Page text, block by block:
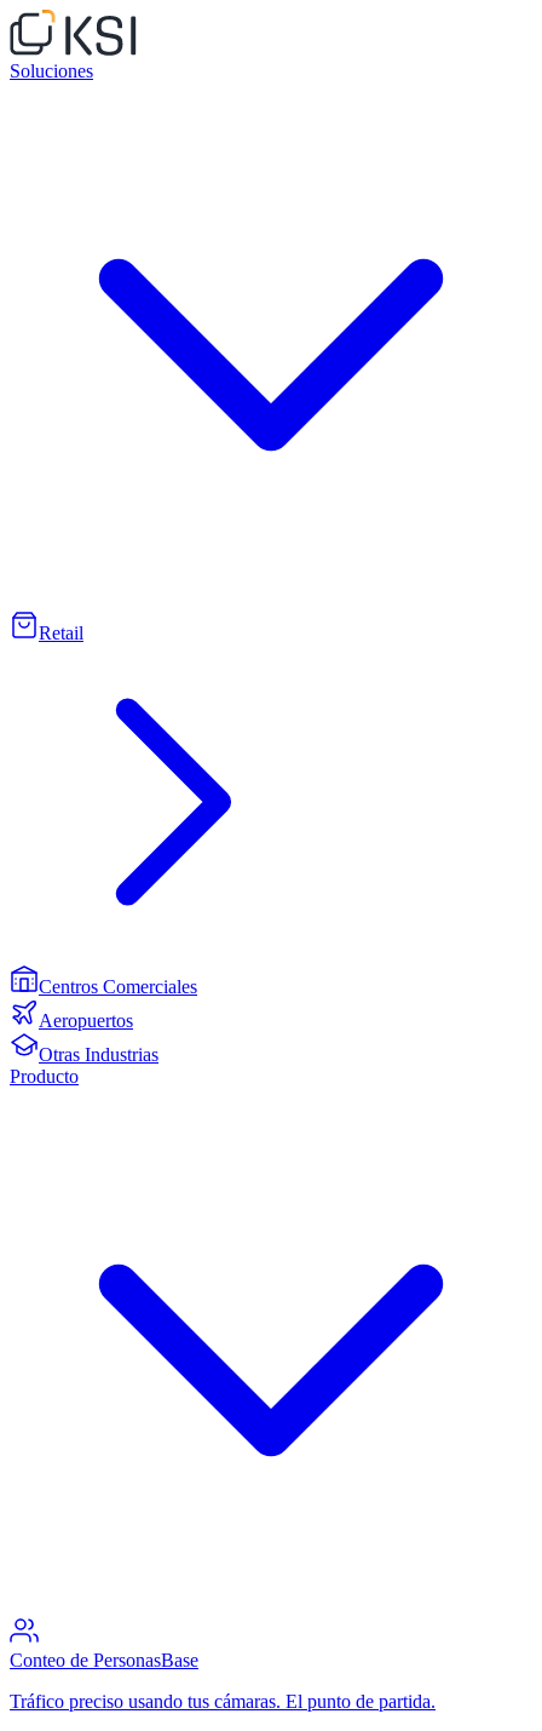
Soluciones
Retail
Centros Comerciales
Aeropuertos
Otras Industrias
Producto
Conteo de PersonasBase
Tráfico preciso usando tus cámaras. El punto de partida.